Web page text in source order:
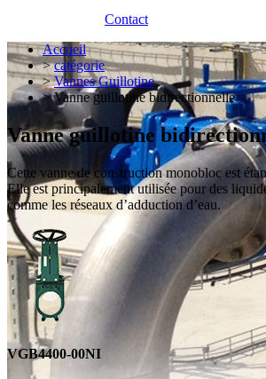
Contact
Accueil
>catégorie
>Vannes Guillotine
> Vanne guillotine bidirectionnelle
Vanne guillotine
Cette vanne de construction monobloc est
Elle est principalement utilisée pour des
comme les réseaux d’adduction d’eau.
VGB4400-00NI